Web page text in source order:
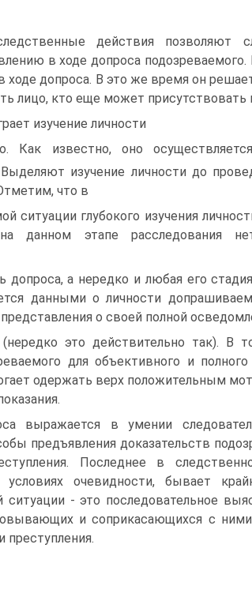
действия позволяют
в ходе допроса
ходе допроса. В это же время он
лицо, кто еще может присутствовать
изучение личности
Как известно, оно
изучение личности до
что в
ситуации глубокого изучения
данном этапе расследования
допроса, а нередко и любая его
данными о личности
о своей полной
это действительно так). В
для объективного и
одержать верх положительным
выражается в умении
предъявления доказательств
Последнее в
очевидности, бывает
ситуации - это последовательное
и соприкасающихся с
преступления.